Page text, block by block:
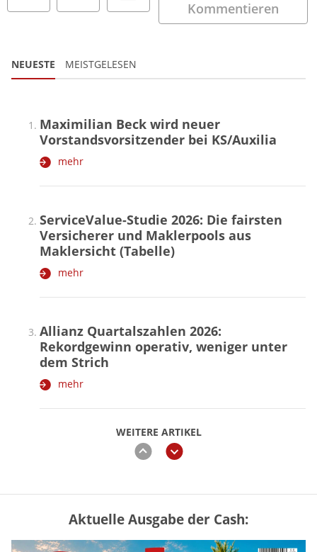
Kommentieren
NEUESTE MEISTGELESEN
WEITERE ARTIKEL
zurückweiter
Maximilian Beck wird neuer
Vorstandsvorsitzender bei KS/Auxilia
mehr
ServiceValue-Studie 2026: Die fairsten
Versicherer und Maklerpools aus
Maklersicht (Tabelle)
mehr
Allianz Quartalszahlen 2026:
Rekordgewinn operativ, weniger unter
dem Strich
mehr
„Jung kauft Alt“ 2026: Neue Förderung im
Überblick – Tabelle mit Kreditbeträgen
Aktuelle Ausgabe der Cash: